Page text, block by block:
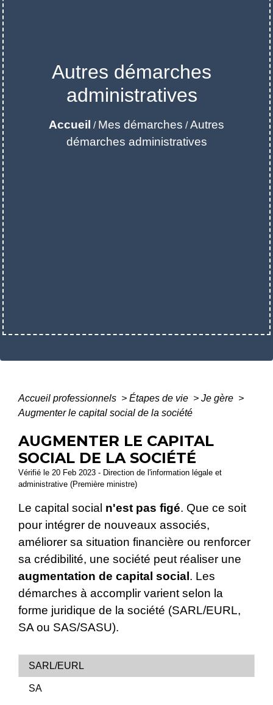
Autres démarches
administratives
Accueil / Mes démarches /Autres
démarches administratives
Accueil professionnels > Étapes de vie > Je gère >
Augmenter le capital social de la société
AUGMENTER LE CAPITAL
SOCIAL DE LA SOCIÉTÉ
Vérifié le 20 Feb 2023 - Direction de l'information légale et
administrative (Première ministre)
Le capital social n'est pas figé. Que ce soit
pour intégrer de nouveaux associés,
améliorer sa situation financière ou renforcer
sa crédibilité, une société peut réaliser une
augmentation de capital social. Les
démarches à accomplir varient selon la
forme juridique de la société (SARL/EURL,
SA ou SAS/SASU).
SARL/EURL
SA